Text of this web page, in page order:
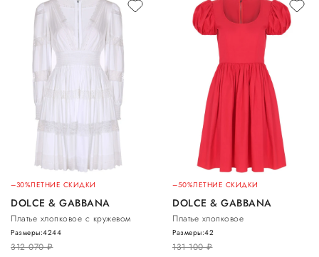
–30%ЛЕТНИЕ СКИДКИ
DOLCE & GABBANA
Платье хлопковое с кружевом
312 070руб.
Размеры:4244
–50%ЛЕТНИЕ СКИДКИ
DOLCE & GABBANA
Платье хлопковое
131 100руб.
Размеры:42